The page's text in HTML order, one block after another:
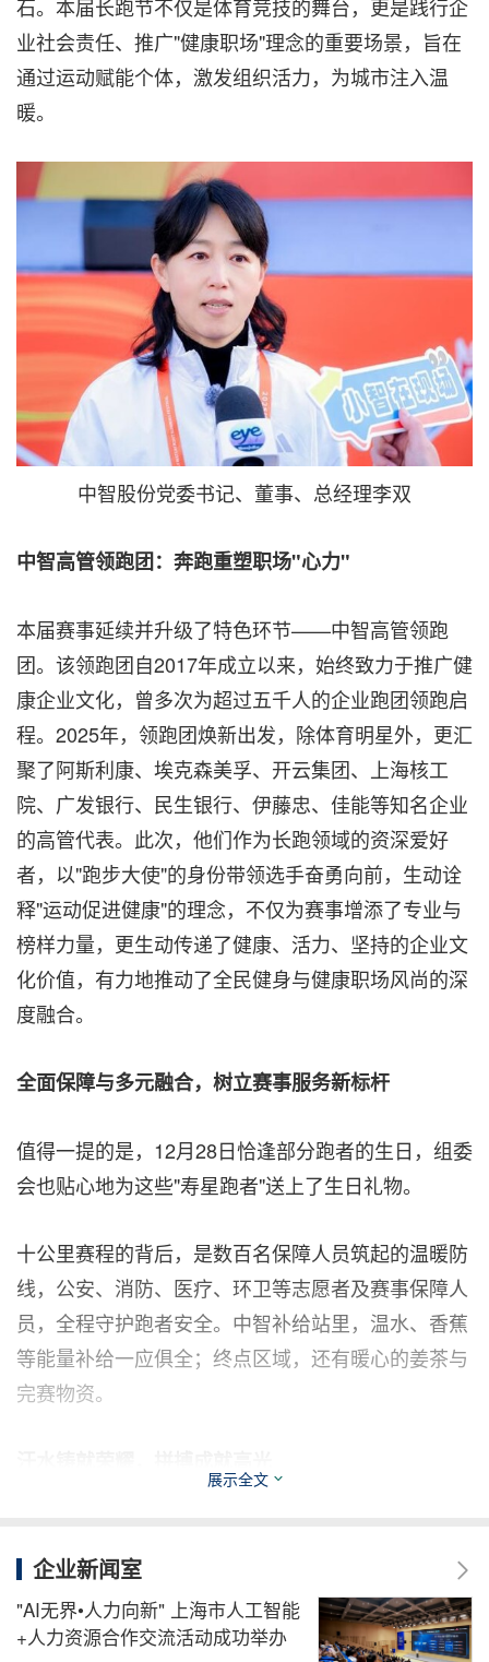
石。本届长跑节不仅是体育竞技的舞台，更是践行企
业社会责任、推广"健康职场"理念的重要场景，旨在
通过运动赋能个体，激发组织活力，为城市注入温
暖。
中智股份党委书记、董事、总经理李双
中智高管领跑团：奔跑重塑职场"心力"
本届赛事延续并升级了特色环节——中智高管领跑
团。该领跑团自2017年成立以来，始终致力于推广健
康企业文化，曾多次为超过五千人的企业跑团领跑启
程。2025年，领跑团焕新出发，除体育明星外，更汇
聚了阿斯利康、埃克森美孚、开云集团、上海核工
院、广发银行、民生银行、伊藤忠、佳能等知名企业
的高管代表。此次，他们作为长跑领域的资深爱好
者，以"跑步大使"的身份带领选手奋勇向前，生动诠
释"运动促进健康"的理念，不仅为赛事增添了专业与
榜样力量，更生动传递了健康、活力、坚持的企业文
化价值，有力地推动了全民健身与健康职场风尚的深
度融合。
全面保障与多元融合，树立赛事服务新标杆
值得一提的是，12月28日恰逢部分跑者的生日，组委
会也贴心地为这些"寿星跑者"送上了生日礼物。
十公里赛程的背后，是数百名保障人员筑起的温暖防
线，公安、消防、医疗、环卫等志愿者及赛事保障人
员，全程守护跑者安全。中智补给站里，温水、香蕉
等能量补给一应俱全；终点区域，还有暖心的姜茶与
完赛物资。
他们以顽强的意志和卓越的体能征服赛道，收获了属
于勇者的鲜花与掌声。
展示全文
企业新闻室
"AI无界•人力向新" 上海市人工智能
+人力资源合作交流活动成功举办